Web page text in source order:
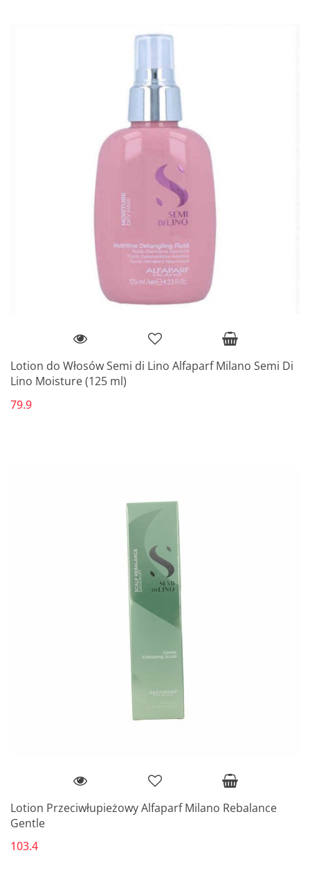
Lotion do Włosów Semi di Lino Alfaparf Milano Semi Di
Lino Moisture (125 ml)
79.9
Lotion Przeciwłupieżowy Alfaparf Milano Rebalance
Gentle
103.4